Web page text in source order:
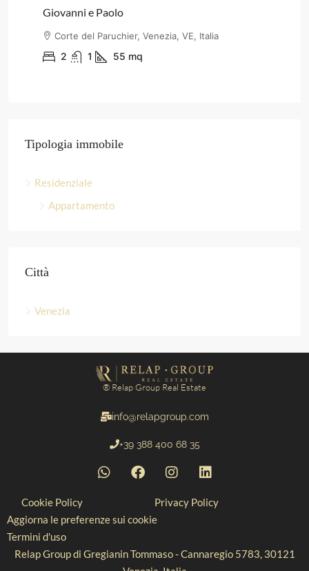
Giovanni e Paolo
Corte del Paruchier, Venezia, VE, Italia
2 1 55 mq
Tipologia immobile
Residenziale
Appartamento
Città
Venezia
® Relap Group Real Estate
info@relapgroup.com
+39 388 400 68 35
Cookie Policy
Privacy Policy
Aggiorna le preferenze sui cookie
Termini d'uso
Relap Group di Gregianin Tommaso - Cannaregio 5783, 30121